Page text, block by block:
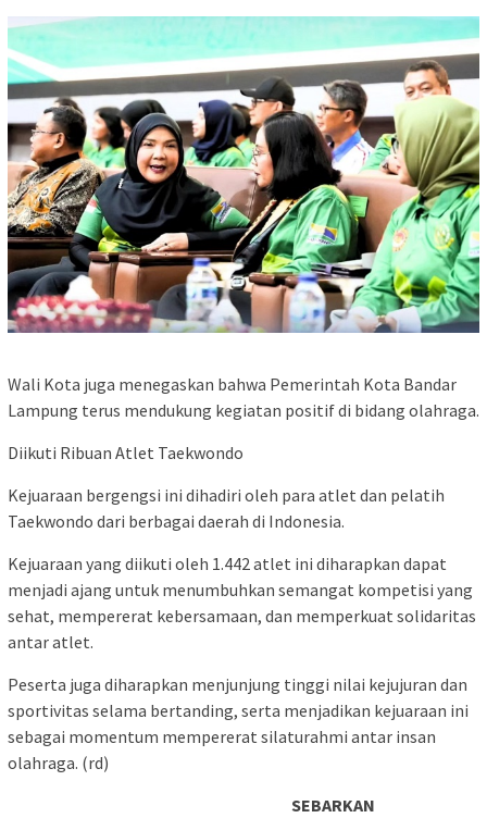
Wali Kota juga menegaskan bahwa Pemerintah Kota Bandar
Lampung terus mendukung kegiatan positif di bidang olahraga.
Diikuti Ribuan Atlet Taekwondo
Kejuaraan bergengsi ini dihadiri oleh para atlet dan pelatih
Taekwondo dari berbagai daerah di Indonesia.
Kejuaraan yang diikuti oleh 1.442 atlet ini diharapkan dapat
menjadi ajang untuk menumbuhkan semangat kompetisi yang
sehat, mempererat kebersamaan, dan memperkuat solidaritas
antar atlet.
Peserta juga diharapkan menjunjung tinggi nilai kejujuran dan
sportivitas selama bertanding, serta menjadikan kejuaraan ini
sebagai momentum mempererat silaturahmi antar insan
olahraga. (rd)
SEBARKAN